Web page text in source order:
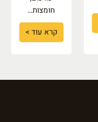
חומצות…
קרא עוד >